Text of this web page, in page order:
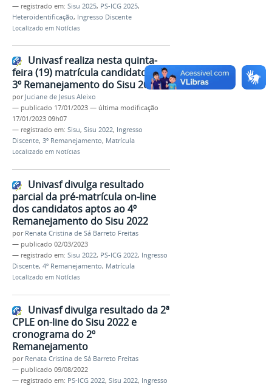
— registrado em: Sisu 2025, PS-ICG 2025,
Heteroidentificação, Ingresso Discente
Localizado em Notícias
Univasf realiza nesta quinta-
feira (19) matrícula candidatos do
3º Remanejamento do Sisu 2022
por Juciane de Jesus Aleixo
— publicado 17/01/2023 — última modificação
17/01/2023 09h07
— registrado em: Sisu, Sisu 2022, Ingresso
Discente, 3º Remanejamento, Matrícula
Localizado em Notícias
Univasf divulga resultado
parcial da pré-matrícula on-line
dos candidatos aptos ao 4º
Remanejamento do Sisu 2022
por Renata Cristina de Sá Barreto Freitas
— publicado 02/03/2023
— registrado em: Sisu 2022, PS-ICG 2022, Ingresso
Discente, 4º Remanejamento, Matrícula
Localizado em Notícias
Univasf divulga resultado da 2ª
CPLE on-line do Sisu 2022 e
cronograma do 2º
Remanejamento
por Renata Cristina de Sá Barreto Freitas
— publicado 09/08/2022
— registrado em: PS-ICG 2022, Sisu 2022, Ingresso